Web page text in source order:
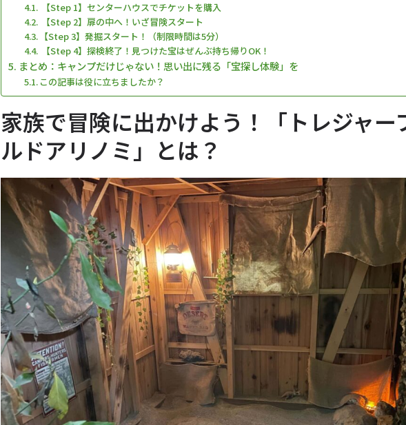
【Step 1】センターハウスでチケットを購入
【Step 2】扉の中へ！いざ冒険スタート
【Step 3】発掘スタート！（制限時間は5分）
【Step 4】探検終了！見つけた宝はぜんぶ持ち帰りOK！
まとめ：キャンプだけじゃない！思い出に残る「宝探し体験」を
この記事は役に立ちましたか？
家族で冒険に出かけよう！「トレジャー
ルドアリノミ」とは？